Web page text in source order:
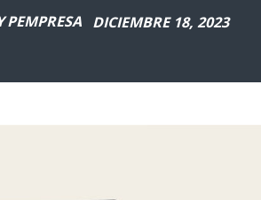
PEMPRESA DICIEMBRE 18, 2023